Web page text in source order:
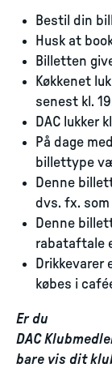
Bestil din
Husk at
Billetten
Køkkenet
senest kl.
DAC lukker
På dage
billettype
Denne
dvs. fx. som
Denne
rabataftale
Drikkevarer
købes i
Er du
DAC
bare vis dit